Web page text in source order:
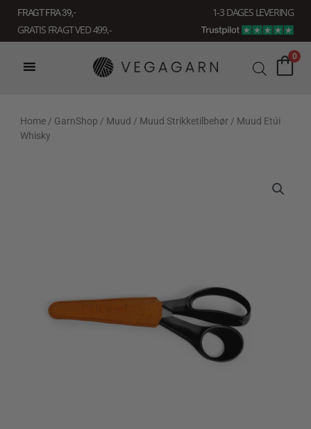
indholdet
FRAGT FRA 39, -
1-3 DAGES LEVERING
GRATIS FRAGT VED 499,-
0
Home / GarnShop / Muud / Muud Strikketilbehør / Muud Etúi
Whisky